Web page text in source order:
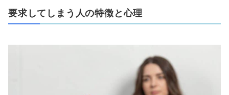
要求してしまう人の特徴と心理